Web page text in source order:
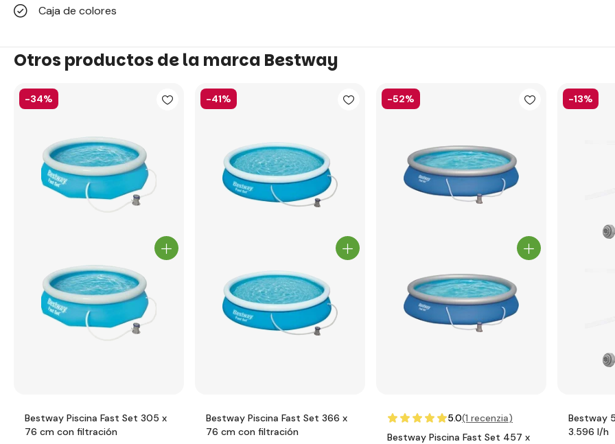
Caja de colores
Otros productos de la marca Bestway
-34%
Bestway Piscina Fast Set 305 x
76 cm con filtración
-41%
Bestway Piscina Fast Set 366 x
76 cm con filtración
-52%
5.0(1 recenzia)
Bestway Piscina Fast Set 457 x
-13%
Bestway
3.596 l/h